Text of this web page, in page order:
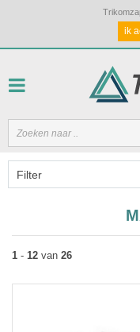
ik
Filter
1 - 12 van 26